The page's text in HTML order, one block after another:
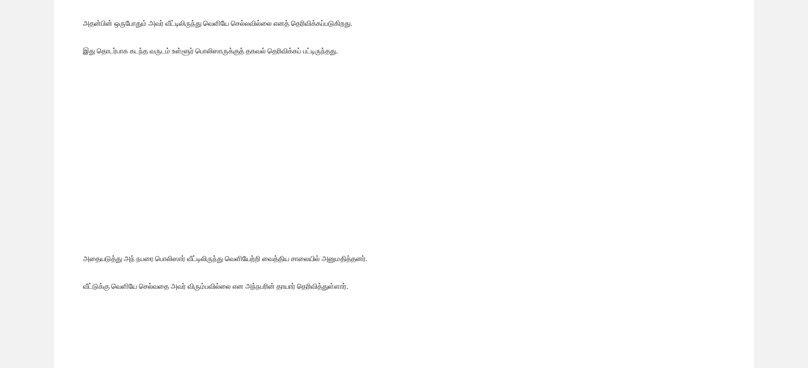
அதன்பின் ஒருபோதும் அவர் வீட்டிலிருந்து வெளியே செல்லவில்லை எனத் தெரிவிக்கப்படுகிறது.
இது தொடர்பாக கடந்த வருடம் உள்ளூர் பொலிஸாருக்குத் தகவல் தெரிவிக்கப் பட்டிருந்தது.
அதையடுத்து அந் நபரை பொலிஸார் வீட்டிலிருந்து வெளியேற்றி வைத்திய சாலையில் அனுமதித்தனர்.
வீட்டுக்கு வெளியே செல்வதை அவர் விரும்பவில்லை என அந்நபரின் தாயார் தெரிவித்துள்ளார்.